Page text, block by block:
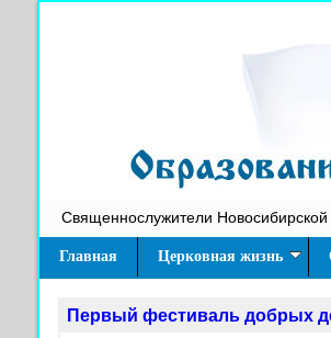
Священнослужители
Главная Церковная жизнь
Первый фестиваль добрых